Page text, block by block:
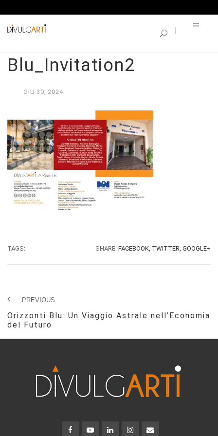
Blu_Invitation2
GIU 30, 2024
TAGS: SHARE: FACEBOOK, TWITTER, GOOGLE+
PREVIOUS
Orizzonti Blu: Un Viaggio Astrale nell’Economia
del Futuro